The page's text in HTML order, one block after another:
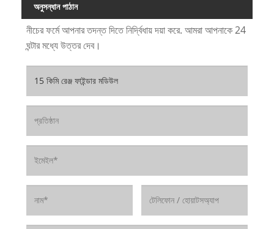
অনুসন্ধান পাঠান
নীচের ফর্মে আপনার তদন্ত দিতে নির্দ্বিধায় দয়া করে. আমরা আপনাকে 24
ঘন্টার মধ্যে উত্তর দেব।